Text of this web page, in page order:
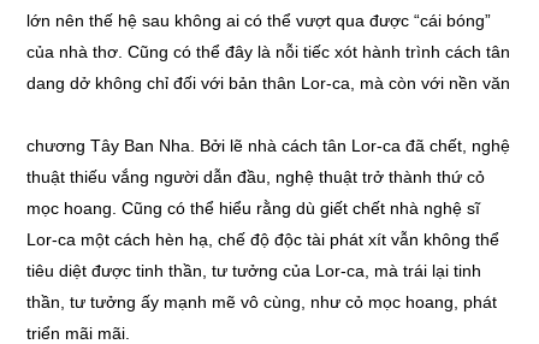
lớn nên thế hệ sau không ai có thể vượt qua được “cái bóng”
của nhà thơ. Cũng có thể đây là nỗi tiếc xót hành trình cách tân
dang dở không chỉ đối với bản thân Lor-ca, mà còn với nền văn
chương Tây Ban Nha. Bởi lẽ nhà cách tân Lor-ca đã chết, nghệ
thuật thiếu vắng người dẫn đầu, nghệ thuật trở thành thứ cỏ
mọc hoang. Cũng có thể hiểu rằng dù giết chết nhà nghệ sĩ
Lor-ca một cách hèn hạ, chế độ độc tài phát xít vẫn không thể
tiêu diệt được tinh thần, tư tưởng của Lor-ca, mà trái lại tinh
thần, tư tưởng ấy mạnh mẽ vô cùng, như cỏ mọc hoang, phát
triển mãi mãi.